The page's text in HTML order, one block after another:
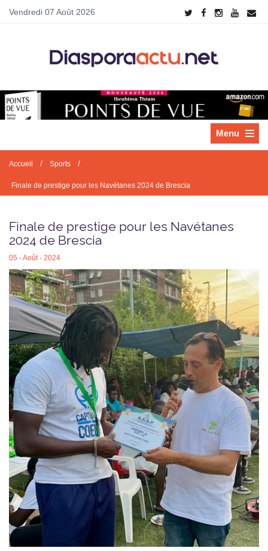
Vendredi 07 Août 2026
Menu
Accueil / Sports /
Finale de prestige pour les Navétanes 2024 de Brescia
Finale de prestige pour les Navétanes
2024 de Brescia
05 - Août - 2024